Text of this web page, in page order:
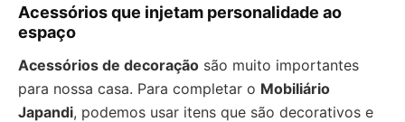
Acessórios que injetam personalidade ao
espaço
Acessórios de decoração são muito importantes
para nossa casa. Para completar o Mobiliário
Japandi, podemos usar itens que são decorativos e